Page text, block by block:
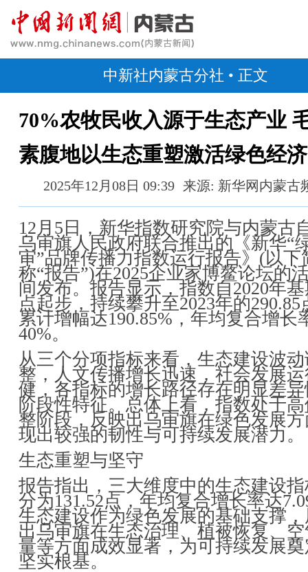
中新社内蒙古分社 • 正文
70%农牧民收入源于生态产业
素腹地以生态重塑激活绿色经济
2025年12月08日 09:39 来源: 新华网内蒙古
12月5日，新华指数研究院与内蒙古
乌审旗人民政府联合推出的《新华“
审”品牌传播力指数运行报告》(以下
称“报告”)在2025企业家博鳌论坛的
间发布。报告显示，指数自2020年基
点起步，持续攀升至2023年的290.85
累计增幅达190.85%，年均复合增长
40%。
从三个分项指标来看，生态建设波
整，人文传播增长迅速，社会发展
健，各指标的增长路径存在明显差
阶段性特征。总体上看，指数处于
整阶段，反映出乌审旗在绿色发展
现出较强的韧性与可持续发展潜力。
生态重塑与坚守
报告指出，三大维度中的生态建设
分为131.52点，年均复合增长率达
生态建设作为绿色发展的基础支撑
出乌审旗在生态治理、植被恢复、
量等方面成效显著，为可持续发展
坚实根基。